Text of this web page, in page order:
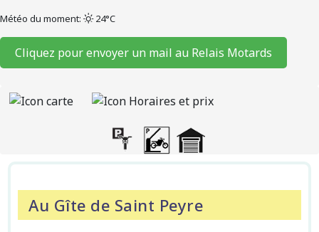
Météo du moment: 24°C
Cliquez pour envoyer un mail au Relais Motards
Au Gîte de Saint Peyre